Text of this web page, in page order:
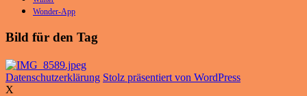
Wonder-App
Bild für den Tag
Datenschutzerklärung Stolz präsentiert von WordPress
X